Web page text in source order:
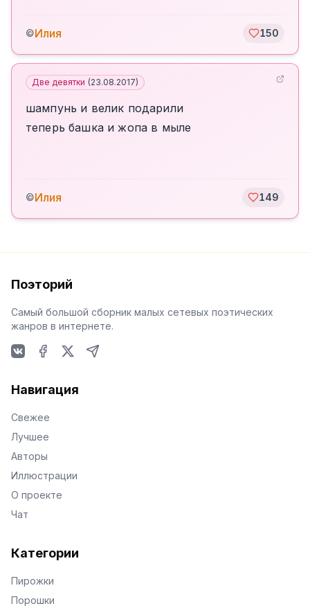
©Илия 150
Две девятки (23.08.2017)
шампунь и велик подарили
теперь башка и жопа в мыле
©Илия 149
Поэторий
Самый большой сборник малых сетевых поэтических
жанров в интернете.
Навигация
Свежее
Лучшее
Авторы
Иллюстрации
О проекте
Чат
Категории
Пирожки
Порошки